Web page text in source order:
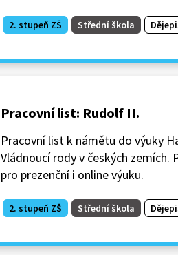
2. stupeň ZŠ Střední škola
Pracovní list: Rudolf II.
Pracovní list k námětu do výuky
Vládnoucí rody v českých zemích.
pro prezenční i online výuku.
2. stupeň ZŠ Střední škola